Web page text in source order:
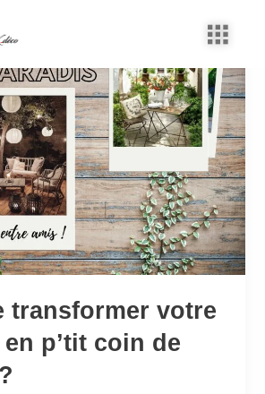
transformer votre
p’tit coin de